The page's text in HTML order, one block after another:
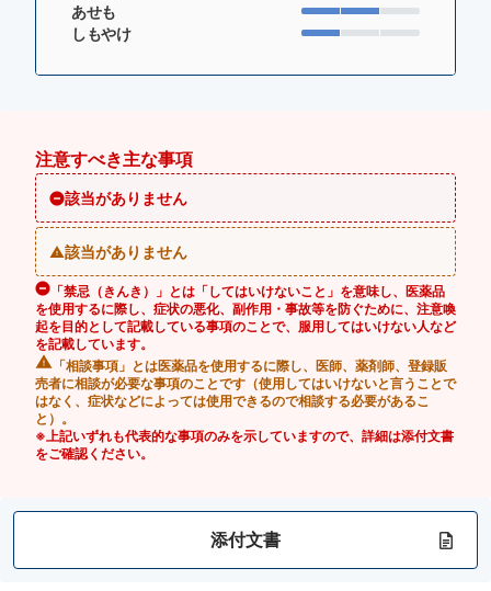
あせも
しもやけ
注意すべき主な事項
該当がありません
該当がありません
「禁忌（きんき）」とは「してはいけないこと」を意味し、医薬品
を使用するに際し、症状の悪化、副作用・事故等を防ぐために、注意喚
起を目的として記載している事項のことで、服用してはいけない人など
を記載しています。
「相談事項」とは医薬品を使用するに際し、医師、薬剤師、登録販
売者に相談が必要な事項のことです（使用してはいけないと言うことで
はなく、症状などによっては使用できるので相談する必要があるこ
と）。
※上記いずれも代表的な事項のみを示していますので、詳細は添付文書
をご確認ください。
添付文書